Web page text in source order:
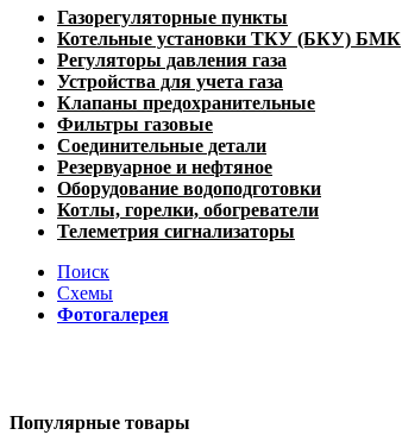
Газорегуляторные пункты
Котельные установки ТКУ (БКУ) БМК
Регуляторы давления газа
Устройства для учета газа
Клапаны предохранительные
Фильтры газовые
Соединительные детали
Резервуарное и нефтяное
Оборудование водоподготовки
Котлы, горелки, обогреватели
Телеметрия сигнализаторы
Поиск
Схемы
Фотогалерея
Популярные товары